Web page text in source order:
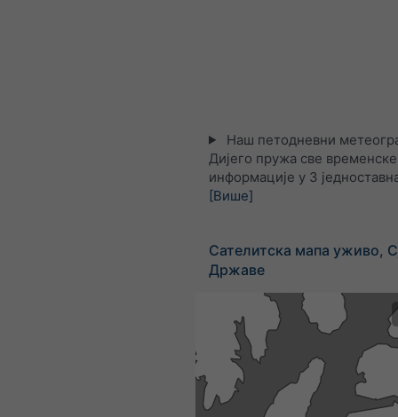
Наш петодневни
Дијего пружа све временске
информације у 3
[Више]
Сателитска мапа уживо,
Државе